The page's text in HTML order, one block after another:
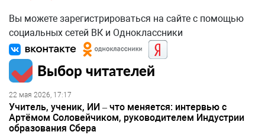
Вы можете зарегистрироваться на сайте с помощью
социальных сетей ВК и Одноклассники
Выбор читателей
22 мая 2026, 17:17
Учитель, ученик, ИИ – что меняется: интервью с
Артёмом Соловейчиком, руководителем Индустрии
образования Сбера